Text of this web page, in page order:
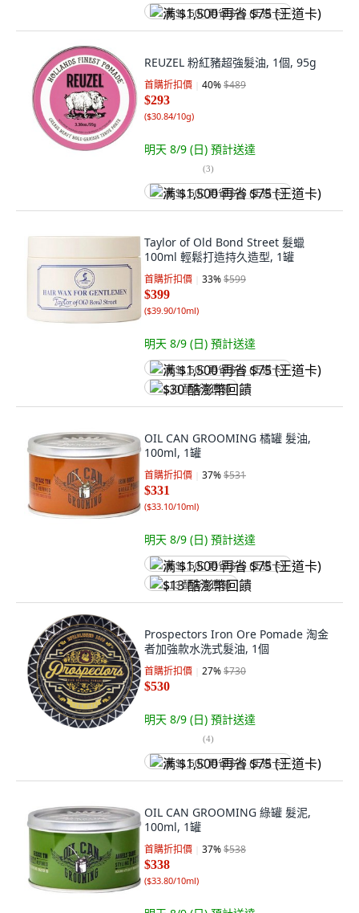
满 $1,500 再省 $75 (王道卡)
REUZEL 粉紅豬超強髮油, 1個, 95g
首購折扣價 40%$489
$293
($30.84/10g)
明天 8/9 (日) 預計送達
(3)
满 $1,500 再省 $75 (王道卡)
Taylor of Old Bond Street 髮蠟
100ml 輕鬆打造持久造型, 1罐
首購折扣價 33%$599
$399
($39.90/10ml)
明天 8/9 (日) 預計送達
满 $1,500 再省 $75 (王道卡)
$30 酷澎幣回饋
OIL CAN GROOMING 橘罐 髮油,
100ml, 1罐
首購折扣價 37%$531
$331
($33.10/10ml)
明天 8/9 (日) 預計送達
满 $1,500 再省 $75 (王道卡)
$13 酷澎幣回饋
Prospectors Iron Ore Pomade 淘金
者加強款水洗式髮油, 1個
首購折扣價 27%$730
$530
明天 8/9 (日) 預計送達
(4)
满 $1,500 再省 $75 (王道卡)
OIL CAN GROOMING 綠罐 髮泥,
100ml, 1罐
首購折扣價 37%$538
$338
($33.80/10ml)